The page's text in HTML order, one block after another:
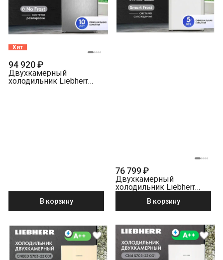
Хит
94 920 ₽
Двухкамерный
холодильник Liebherr
В корзину
76 799 ₽
Двухкамерный
холодильник Liebherr
В корзину